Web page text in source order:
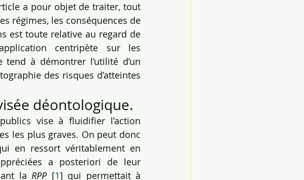
a pour objet de traiter, tout
régimes, les conséquences de
est toute relative au regard de
centripète sur les
à démontrer l’utilité d’un
des risques d’atteintes
déontologique.
vise à fluidifier l’action
les plus graves. On peut donc
en ressort véritablement en
a posteriori de leur
la RPP [1] qui permettait à